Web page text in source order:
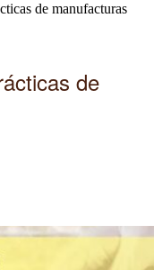
de manufacturas
de